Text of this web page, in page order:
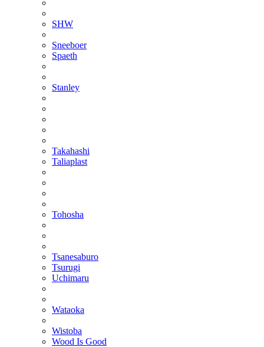
SHW
Sneeboer
Spaeth
Stanley
Takahashi
Taliaplast
Tohosha
Tsanesaburo
Tsurugi
Uchimaru
Wataoka
Wistoba
Wood Is Good